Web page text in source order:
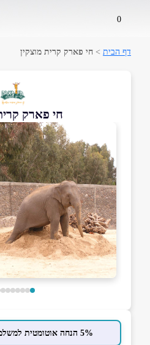
0
דף הבית > חי פארק קרית מוצקין
חי פארק
5% הנחה אוטומטית למשלמים בכרטיס המועדון